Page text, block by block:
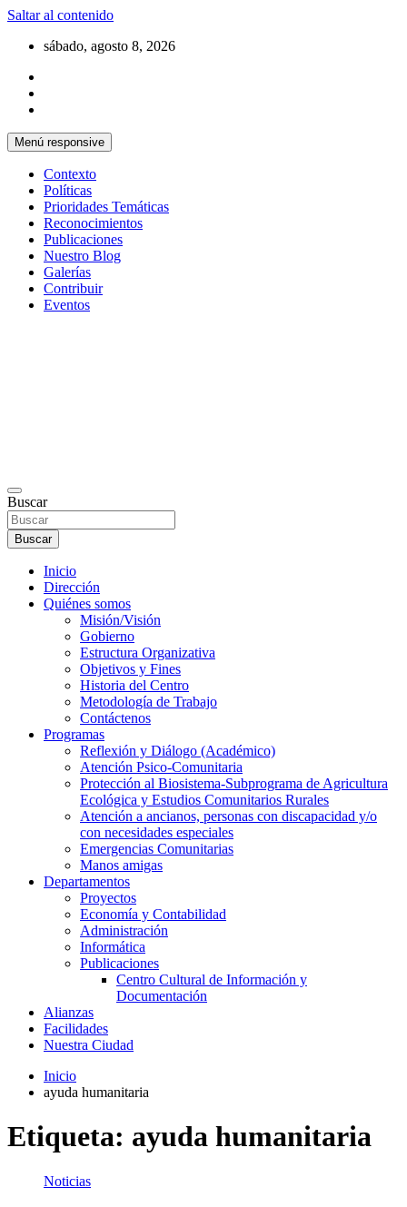
Saltar al contenido
sábado, agosto 8, 2026
Menú responsive
Contexto
Políticas
Prioridades Temáticas
Reconocimientos
Publicaciones
Nuestro Blog
Galerías
Contribuir
Eventos
Buscar
Buscar
Inicio
Dirección
Quiénes somos
Misión/Visión
Gobierno
Estructura Organizativa
Objetivos y Fines
Historia del Centro
Metodología de Trabajo
Contáctenos
Programas
Reflexión y Diálogo (Académico)
Atención Psico-Comunitaria
Protección al Biosistema-Subprograma de Agricultura
Ecológica y Estudios Comunitarios Rurales
Atención a ancianos, personas con discapacidad y/o
con necesidades especiales
Emergencias Comunitarias
Manos amigas
Departamentos
Proyectos
Economía y Contabilidad
Administración
Informática
Publicaciones
Centro Cultural de Información y
Documentación
Alianzas
Facilidades
Nuestra Ciudad
Inicio
ayuda humanitaria
Etiqueta: ayuda humanitaria
Noticias